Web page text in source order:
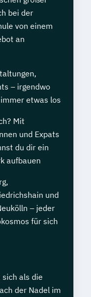
bei der
von einem
an
– irgendwo
etwas los
Mit
und Expats
du dir ein
aufbauen
und
– jeder
für sich
als die
der Nadel im